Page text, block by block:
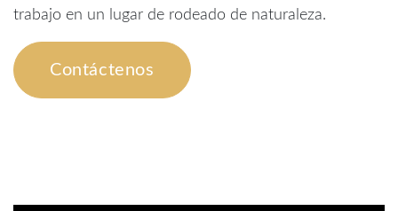
trabajo en un lugar de rodeado de naturaleza.
Contáctenos